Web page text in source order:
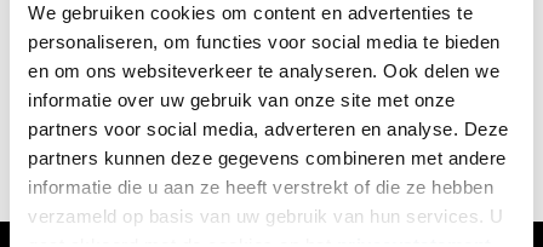
We gebruiken cookies om content en advertenties te
personaliseren, om functies voor social media te bieden
en om ons websiteverkeer te analyseren. Ook delen we
informatie over uw gebruik van onze site met onze
partners voor social media, adverteren en analyse. Deze
partners kunnen deze gegevens combineren met andere
informatie die u aan ze heeft verstrekt of die ze hebben
verzameld op basis van uw gebruik van hun services. U
Dirk Frederik Tersteeg (1876-1942) maakte een eeuw geleden
naam als een pionier van wat men toen de Nieuwe
Architectonische Tuinstijl noemde. Hij verfoeide parken met
slingerpaden en rustieke bruggetjes. Wandel even mee door
parken in Bussum en Amstelveen die Tersteeg heeft
ontworpen. En geniet van de mooie zichtlijnen.